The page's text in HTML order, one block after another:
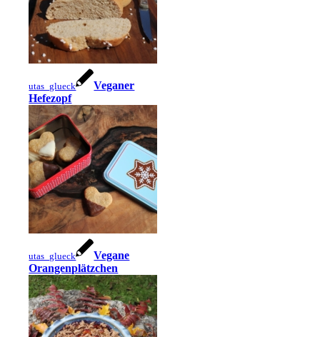
utas_glueck
Veganer
Hefezopf
utas_glueck
Vegane
Orangenplätzchen